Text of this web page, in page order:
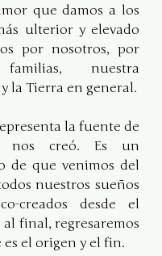
que damos a los
ulterior y elevado
por nosotros, por
nuestra
la Tierra en general.
la fuente de
nos creó. Es un
de que venimos del
nuestros sueños
creados desde el
final, regresaremos
el origen y el fin.